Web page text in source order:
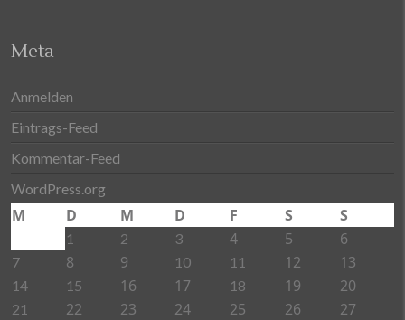
Meta
Anmelden
Eintrags-Feed
Kommentar-Feed
WordPress.org
M D M D F S S
1 2 3 4 5 6
7 8 9 10 11 12 13
14 15 16 17 18 19 20
21 22 23 24 25 26
27